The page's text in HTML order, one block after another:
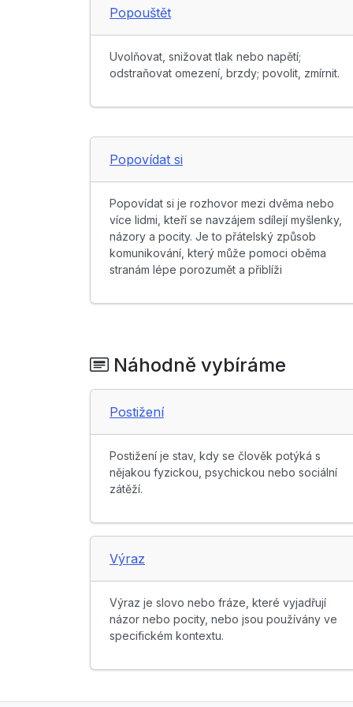
Popouštět
Uvolňovat, snižovat tlak nebo napětí;
odstraňovat omezení, brzdy; povolit, zmírnit.
Popovídat si
Popovídat si je rozhovor mezi dvěma nebo
více lidmi, kteří se navzájem sdílejí myšlenky,
názory a pocity. Je to přátelský způsob
komunikování, který může pomoci oběma
stranám lépe porozumět a přiblíži
Náhodně vybíráme
Postižení
Postižení je stav, kdy se člověk potýká s
nějakou fyzickou, psychickou nebo sociální
zátěží.
Výraz
Výraz je slovo nebo fráze, které vyjadřují
názor nebo pocity, nebo jsou používány ve
specifickém kontextu.